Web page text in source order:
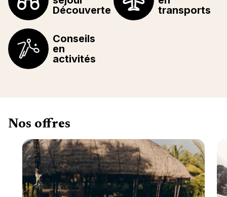
Découverte
transports
Conseils
en
activités
Nos offres